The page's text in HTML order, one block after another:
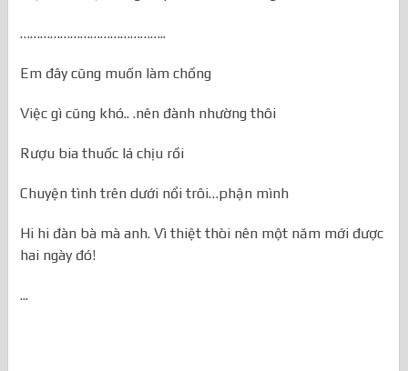
……………………………………..
Em đây cũng muốn làm chồng
Việc gì cũng khó.. .nên đành nhường thôi
Rượu bia thuốc lá chịu rồi
Chuyện tình trên dưới nổi trôi…phận mình
Hi hi đàn bà mà anh. Vì thiệt thòi nên một năm mới được
hai ngày đó!
...